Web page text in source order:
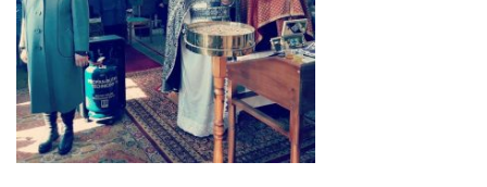
Введення у храм Пресвятої Богородиці (с. Дашківка)
Вознесіння ГНІХ (с. Витівка)
Вознесіння Господнього (м. Кобеляки)
Пророка Іллі (смт. Білики)
Різдва Пресвятої Богородиці (с. Вільховатка)